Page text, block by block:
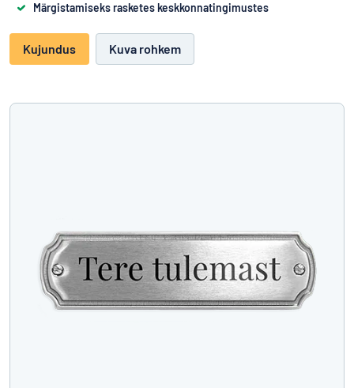
Märgistamiseks rasketes keskkonnatingimustes
Kujundus Kuva rohkem